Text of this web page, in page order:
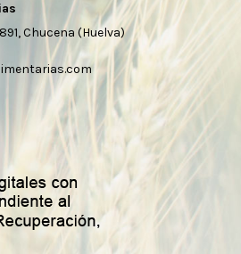
Chucena (Huelva)